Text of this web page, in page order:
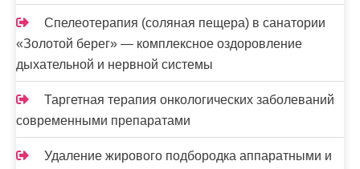
Спелеотерапия (соляная пещера) в санатории
«Золотой берег» — комплексное оздоровление
дыхательной и нервной системы
Таргетная терапия онкологических заболеваний
современными препаратами
Удаление жирового подбородка аппаратными и